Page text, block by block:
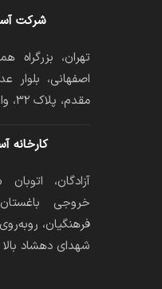
شرکت
تهران،
اصفهانی،
مقدم، پلاک ۳۲، واحد ۴ و ۵
کارخانه
آزادگان،
خروجی
فرهنگیان،
شهدای دهشاد بالا